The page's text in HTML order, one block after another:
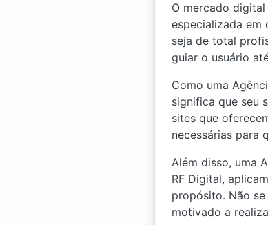
O mercado
especializada em
seja de total
guiar o usuário
Como uma
significa que seu
sites que
necessárias para
Além disso, uma
RF Digital,
propósito. Não
motivado a